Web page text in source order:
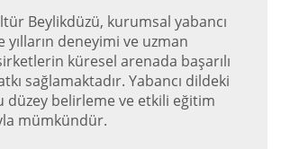
Beylikdüzü, kurumsal yabancı
deneyimi ve uzman
küresel arenada başarılı
sağlamaktadır. Yabancı dildeki
düzey belirleme ve etkili eğitim
mümkündür.